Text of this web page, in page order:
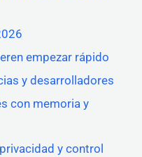
empezar rápido
y desarrolladores
con memoria y
y control